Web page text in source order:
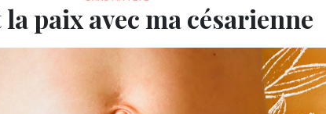
la paix avec ma césarienne